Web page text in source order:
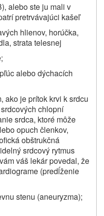
alebo ste ju mali v
pretrvávajúci kašeľ
hlienov, horúčka,
strata telesnej
alebo dýchacích
ako je prítok krvi k srdcu
chlopní
srdca, ktoré môže
opuch členkov,
obštrukčná
srdcový rytmus
váš lekár povedal, že
(predĺženie
stenu (aneuryzma);